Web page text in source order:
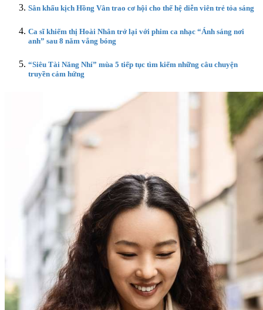
Sân khấu kịch Hồng Vân trao cơ hội cho thế hệ diễn viên trẻ tỏa sáng
Ca sĩ khiếm thị Hoài Nhân trở lại với phim ca nhạc “Ánh sáng nơi
anh” sau 8 năm vắng bóng
“Siêu Tài Năng Nhí” mùa 5 tiếp tục tìm kiếm những câu chuyện
truyền cảm hứng